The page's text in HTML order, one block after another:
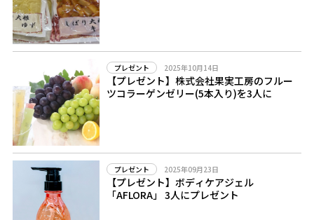
プレゼント 2025年10月14日
【プレゼント】株式会社果実工房のフルー
ツコラーゲンゼリー(5本入り)を3人に
プレゼント 2025年09月23日
【プレゼント】ボディケアジェル
「AFLORA」 3人にプレゼント